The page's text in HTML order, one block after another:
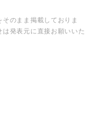
のまま掲載しておりま
発表元に直接お願いいた